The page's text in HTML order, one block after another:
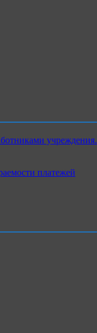
учреждения.
платежей